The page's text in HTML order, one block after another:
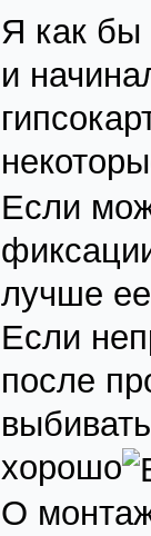
Я как бы
и
Если
лучше
Если
после
хорошо
О